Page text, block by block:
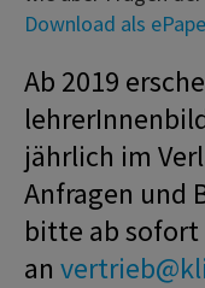
Download als
Ab 2019
jährlich im
Anfragen und
bitte ab sofort
an